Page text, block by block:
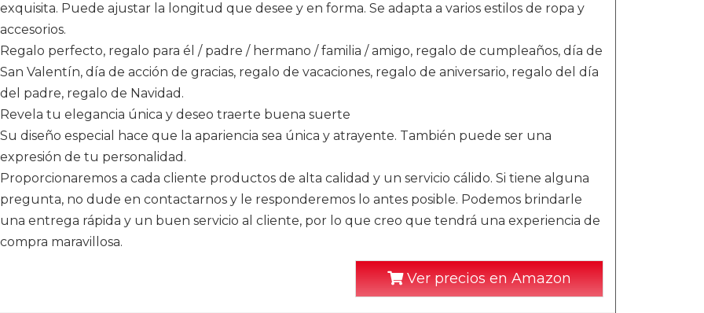
exquisita. Puede ajustar la longitud que desee y en forma. Se adapta a varios estilos de ropa y
accesorios.
Regalo perfecto, regalo para él / padre / hermano / familia / amigo, regalo de cumpleaños, día de
San Valentín, día de acción de gracias, regalo de vacaciones, regalo de aniversario, regalo del día
del padre, regalo de Navidad.
Revela tu elegancia única y deseo traerte buena suerte
Su diseño especial hace que la apariencia sea única y atrayente. También puede ser una
expresión de tu personalidad.
Proporcionaremos a cada cliente productos de alta calidad y un servicio cálido. Si tiene alguna
pregunta, no dude en contactarnos y le responderemos lo antes posible. Podemos brindarle
una entrega rápida y un buen servicio al cliente, por lo que creo que tendrá una experiencia de
compra maravillosa.
Ver precios en Amazon